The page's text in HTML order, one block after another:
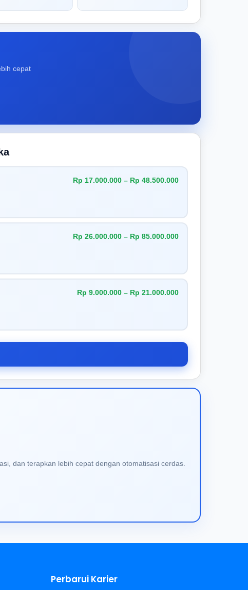
cepat
Rp 17.000.000 – Rp 48.500.000
Rp 26.000.000 – Rp 85.000.000
Rp 9.000.000 – Rp 21.000.000
dan terapkan lebih cepat dengan otomatisasi cerdas.
Perbarui Karier